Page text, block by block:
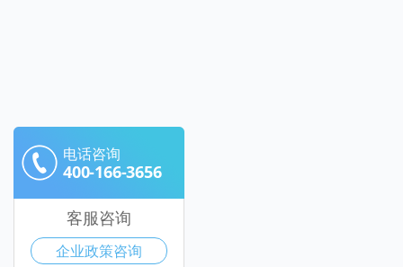
电话咨询
400-166-3656
客服咨询
企业政策咨询